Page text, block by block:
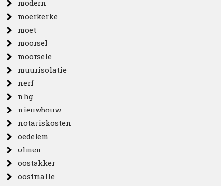
modern
moerkerke
moet
moorsel
moorsele
muurisolatie
nerf
nhg
nieuwbouw
notariskosten
oedelem
olmen
oostakker
oostmalle